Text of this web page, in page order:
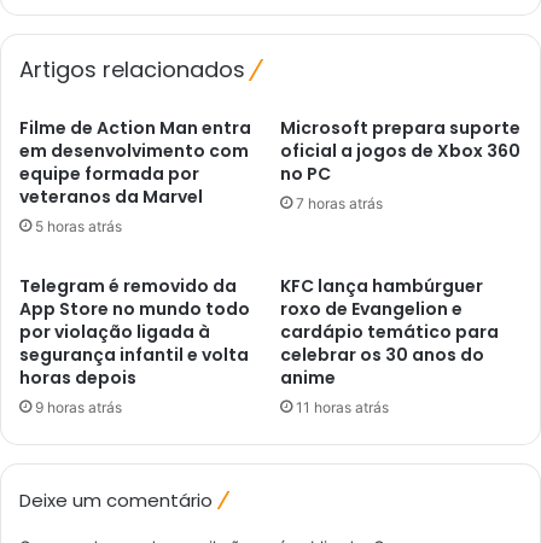
Artigos relacionados
Filme de Action Man entra
em desenvolvimento com
equipe formada por
veteranos da Marvel
5 horas atrás
Microsoft prepara suporte
oficial a jogos de Xbox 360
no PC
7 horas atrás
Telegram é removido da
App Store no mundo todo
por violação ligada à
segurança infantil e volta
horas depois
9 horas atrás
KFC lança hambúrguer
roxo de Evangelion e
cardápio temático para
celebrar os 30 anos do
anime
11 horas atrás
Deixe um comentário